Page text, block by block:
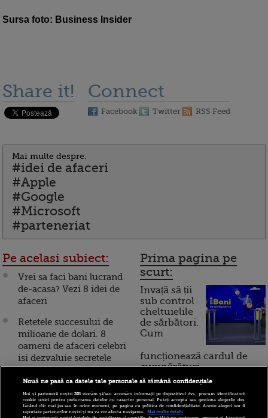
Sursa foto: Business Insider
Share it! Connect
Facebook Twitter RSS Feed
Mai multe despre:
#idei de afaceri
#Apple
#Google
#Microsoft
#parteneriat
Pe acelasi subiect:
Vrei sa faci bani lucrand
de-acasa? Vezi 8 idei de
afaceri
Retetele succesului de
milioane de dolari. 8
oameni de afaceri celebri
isi dezvaluie secretele
VIDEO
Vrei sa ai succes total in
afaceri? 7 sfaturi de
business de la Oprah
Prima pagina pe
scurt:
Invață să ții
sub control
cheltuielile
de sărbători.
Cum
funcționează cardul de
cumpărături
Incont , site-ul Știrile Pro
TV de informații
Nouă ne pasă ca datele tale personale să rămână confidențiale
Noi și partenerii noștri201stocăm și/sau accesăm informații pe dispozitivul dvs., precum identificatorii
cookie unici pentru prelucrarea datelor cu caracter personal. Puteți accepta sau gestiona alegerile dvs.
făcând clic mai jos sau în orice moment, pe pagina cu politica de confidențialitate. Aceste alegeri vor fi
raportate partenerilor noștri și nu vă vor afecta navigarea.
Mai multe detalii